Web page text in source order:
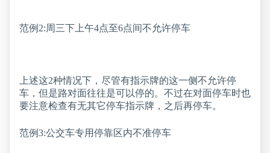
范例2:周三下上午4点至6点间不允许停车
上述这2种情况下，尽管有指示牌的这一侧不允许停
车，但是路对面往往是可以停的。不过在对面停车时也
要注意检查有无其它停车指示牌，之后再停车。
范例3:公交车专用停靠区内不准停车